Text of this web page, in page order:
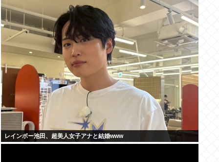
レインボー池田、超美人女子アナと結婚www